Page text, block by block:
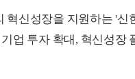
신성장을 지원하는 '신
업 투자 확대, 혁신성장